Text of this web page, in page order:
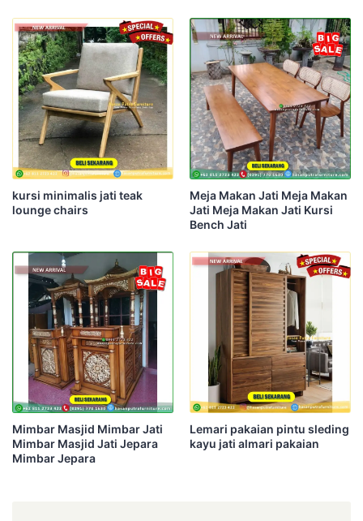
kursi minimalis jati teak
lounge chairs
Meja Makan Jati Meja Makan
Jati Meja Makan Jati Kursi
Bench Jati
Mimbar Masjid Mimbar Jati
Mimbar Masjid Jati Jepara
Mimbar Jepara
Lemari pakaian pintu sleding
kayu jati almari pakaian